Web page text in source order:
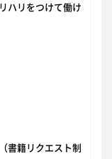
ハリをつけて働け
書籍リクエスト制